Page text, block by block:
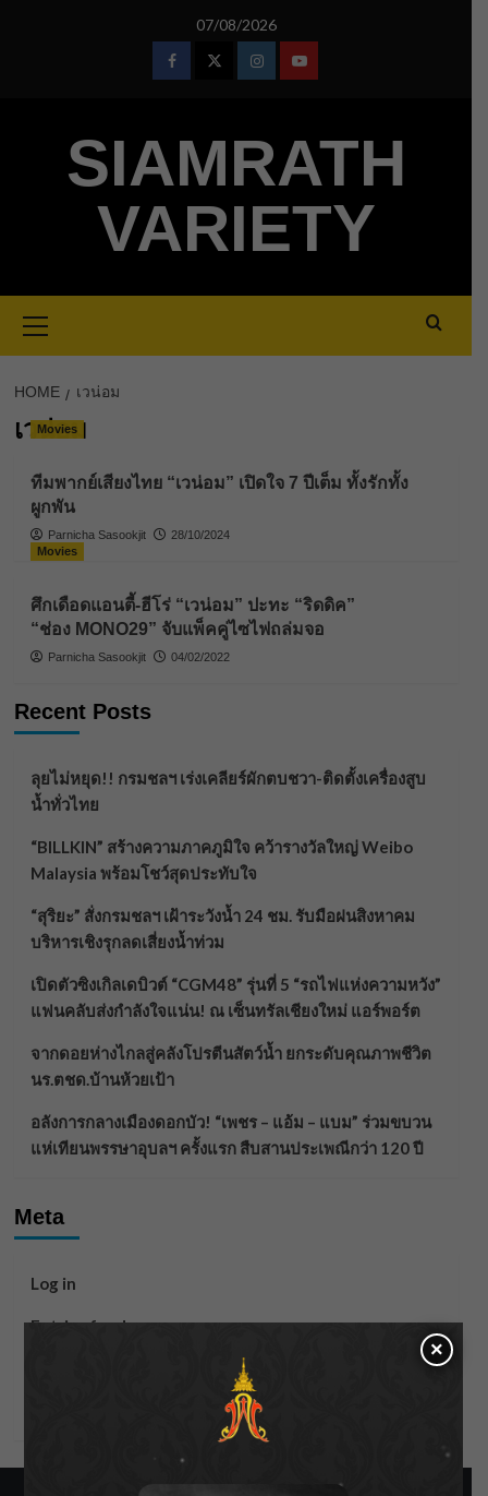
07/08/2026
FacebookTwitterInstagramYoutube
SIAMRATH
VARIETY
Menu
HOME เวน่อม
เวน่อม
Movies
ทีมพากย์เสียงไทย “เวน่อม” เปิดใจ 7 ปีเต็ม ทั้งรักทั้ง
ผูกพัน
Parnicha Sasookjit
28/10/2024
Movies
ศึกเดือดแอนตี้-ฮีโร่ “เวน่อม” ปะทะ “ริดดิค”
“ช่อง MONO29” จับแพ็คคู่ไซไฟถล่มจอ
Parnicha Sasookjit 04/02/2022
Recent Posts
ลุยไม่หยุด!! กรมชลฯ เร่งเคลียร์ผักตบชวา-ติดตั้งเครื่องสูบ
น้ำทั่วไทย
“BILLKIN” สร้างความภาคภูมิใจ คว้ารางวัลใหญ่ Weibo
Malaysia พร้อมโชว์สุดประทับใจ
“สุริยะ” สั่งกรมชลฯ เฝ้าระวังน้ำ 24 ชม. รับมือฝนสิงหาคม
บริหารเชิงรุกลดเสี่ยงน้ำท่วม
เปิดตัวซิงเกิลเดบิวต์ “CGM48” รุ่นที่ 5 “รถไฟแห่งความหวัง”
แฟนคลับส่งกำลังใจแน่น! ณ เซ็นทรัลเชียงใหม่ แอร์พอร์ต
จากดอยห่างไกลสู่คลังโปรตีนสัตว์น้ำ ยกระดับคุณภาพชีวิต
นร.ตชด.บ้านห้วยเป้า
อลังการกลางเมืองดอกบัว! “เพชร – แอ้ม – แบม” ร่วมขบวน
แห่เทียนพรรษาอุบลฯ ครั้งแรก สืบสานประเพณีกว่า 120 ปี
Meta
Log in
Entries feed
×